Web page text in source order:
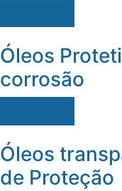
Óleos
corrosão
Óleos
de Proteção